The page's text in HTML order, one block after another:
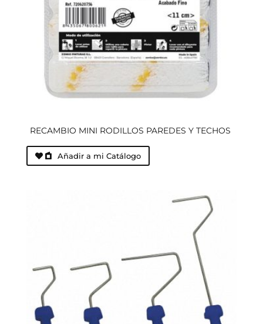
RECAMBIO MINI RODILLOS PAREDES Y TECHOS
Añadir a mi Catálogo